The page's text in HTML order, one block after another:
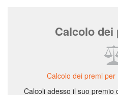
Calcolo
Calcolo dei premi
Calcoli adesso il suo premio